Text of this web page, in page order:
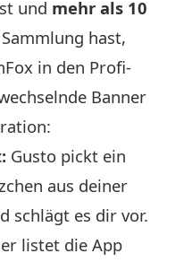
und mehr als 10
hast,
in den Profi-
Banner
Gusto pickt ein
aus deiner
schlägt es dir vor.
listet die App